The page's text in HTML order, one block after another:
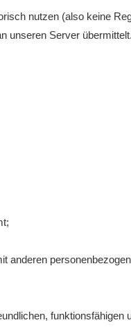
nutzen (also keine
unseren Server
anderen